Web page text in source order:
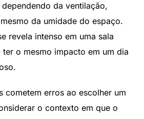
da ventilação,
da umidade do espaço.
revela intenso em uma sala
o mesmo impacto em um dia
cometem erros ao escolher um
o contexto em que o